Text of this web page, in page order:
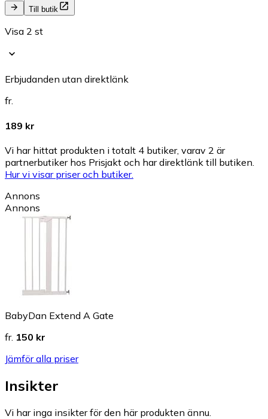
Till butik
Visa 2 st
Erbjudanden utan direktlänk
fr.
189 kr
Vi har hittat produkten i totalt 4 butiker, varav 2 är
partnerbutiker hos Prisjakt och har direktlänk till butiken.
Hur vi visar priser och butiker.
Annons
Annons
BabyDan Extend A Gate
fr. 150 kr
Jämför alla priser
Insikter
Vi har inga insikter för den här produkten ännu.